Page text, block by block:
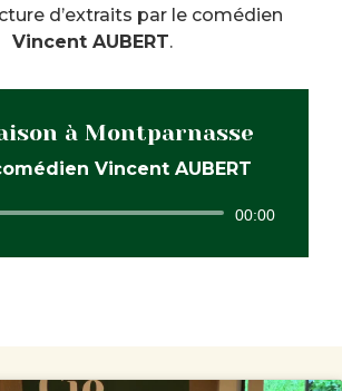
d’extraits par le comédien
Vincent AUBERT.
à Montparnasse
Vincent AUBERT
Lecteur
00:00